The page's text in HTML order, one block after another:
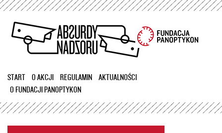
Przejdź
treści
START O AKCJI REGULAMIN
AKTUALNOŚCI
O FUNDACJI PANOPTYKON